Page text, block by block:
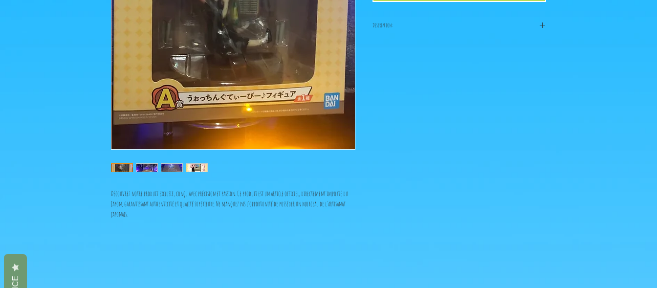
Découvrez notre produit exclusif, conçu avec précision et passion. Ce produit est un article officiel, directement importé du
Japon, garantissant authenticité et qualité supérieure. Ne manquez pas l'opportunité de posséder un morceau de l'artisanat
japonais.
Description: